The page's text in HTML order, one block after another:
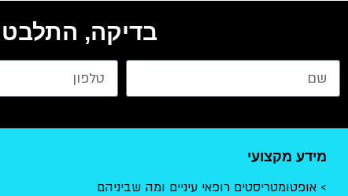
בדיקה,
מידע מקצועי
אופטומטריסטים רופאי עיניים ומה שביניהם